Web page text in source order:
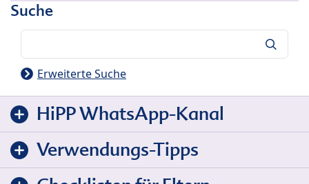
Suche
Erweiterte Suche
HiPP WhatsApp-Kanal
Verwendungs-Tipps